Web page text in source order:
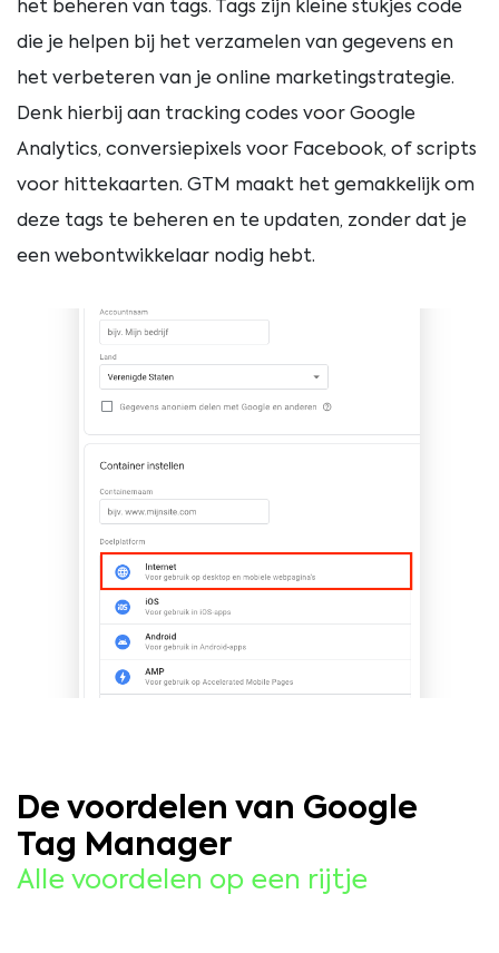
het beheren van tags. Tags zijn kleine stukjes code
die je helpen bij het verzamelen van gegevens en
het verbeteren van je online marketingstrategie.
Denk hierbij aan tracking codes voor Google
Analytics, conversiepixels voor Facebook, of scripts
voor hittekaarten. GTM maakt het gemakkelijk om
deze tags te beheren en te updaten, zonder dat je
een webontwikkelaar nodig hebt.
De voordelen van Google
Tag Manager
Alle voordelen op een rijtje